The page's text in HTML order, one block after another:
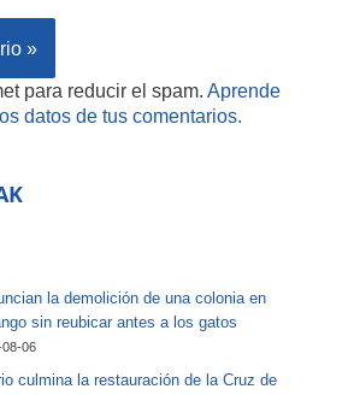
para reducir el spam. Aprende
datos de tus comentarios.
la demolición de una colonia en
sin reubicar antes a los gatos
06
culmina la restauración de la Cruz de